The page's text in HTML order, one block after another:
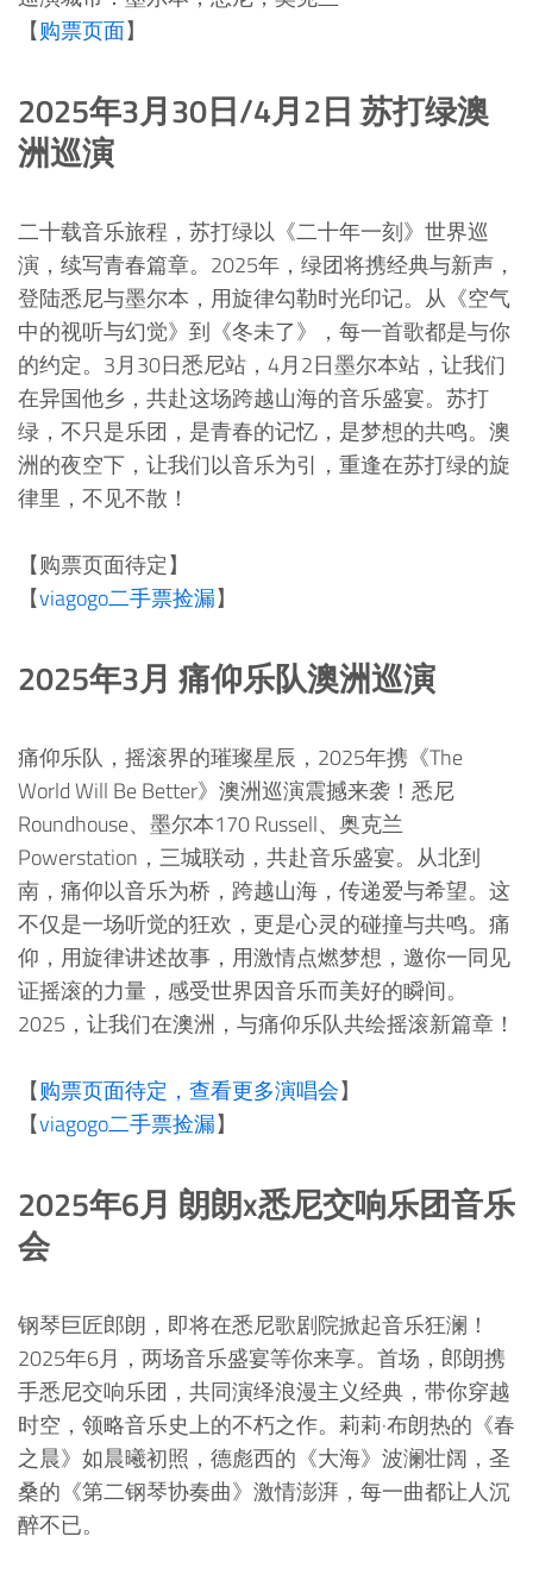
【购票页面】
2025年3月30日/4月2日 苏打绿澳
洲巡演
二十载音乐旅程，苏打绿以《二十年一刻》世界巡
演，续写青春篇章。2025年，绿团将携经典与新声，
登陆悉尼与墨尔本，用旋律勾勒时光印记。从《空气
中的视听与幻觉》到《冬未了》，每一首歌都是与你
的约定。3月30日悉尼站，4月2日墨尔本站，让我们
在异国他乡，共赴这场跨越山海的音乐盛宴。苏打
绿，不只是乐团，是青春的记忆，是梦想的共鸣。澳
洲的夜空下，让我们以音乐为引，重逢在苏打绿的旋
律里，不见不散！
【购票页面待定】
【viagogo二手票捡漏】
2025年3月 痛仰乐队澳洲巡演
痛仰乐队，摇滚界的璀璨星辰，2025年携《The
World Will Be Better》澳洲巡演震撼来袭！悉尼
Roundhouse、墨尔本170 Russell、奥克兰
Powerstation，三城联动，共赴音乐盛宴。从北到
南，痛仰以音乐为桥，跨越山海，传递爱与希望。这
不仅是一场听觉的狂欢，更是心灵的碰撞与共鸣。痛
仰，用旋律讲述故事，用激情点燃梦想，邀你一同见
证摇滚的力量，感受世界因音乐而美好的瞬间。
2025，让我们在澳洲，与痛仰乐队共绘摇滚新篇章！
【购票页面待定，查看更多演唱会】
【viagogo二手票捡漏】
2025年6月 朗朗x悉尼交响乐团音乐
会
钢琴巨匠郎朗，即将在悉尼歌剧院掀起音乐狂澜！
2025年6月，两场音乐盛宴等你来享。首场，郎朗携
手悉尼交响乐团，共同演绎浪漫主义经典，带你穿越
时空，领略音乐史上的不朽之作。莉莉·布朗热的《春
之晨》如晨曦初照，德彪西的《大海》波澜壮阔，圣
桑的《第二钢琴协奏曲》激情澎湃，每一曲都让人沉
醉不已。